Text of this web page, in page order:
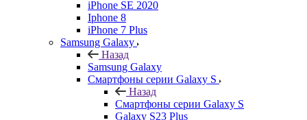
iPhone SE 2020
Iphone 8
iPhone 7 Plus
Samsung Galaxy
Назад
Samsung Galaxy
Смартфоны серии Galaxy S
Назад
Смартфоны серии Galaxy S
Galaxy S23 Plus